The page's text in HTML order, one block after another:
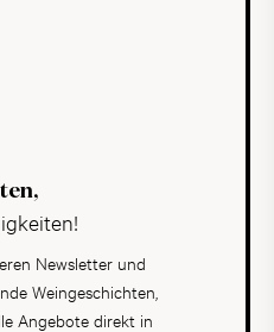
Newsletter und
Weingeschichten,
Angebote direkt in